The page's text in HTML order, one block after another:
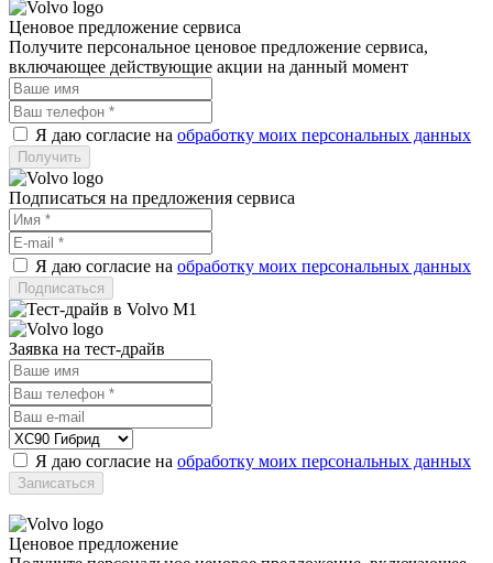
Ценовое предложение сервиса
Получите персональное ценовое предложение сервиса,
включающее действующие акции на данный момент
Я даю согласие на обработку моих персональных данных
Подписаться на предложения сервиса
Я даю согласие на обработку моих персональных данных
Заявка на тест-драйв
Я даю согласие на обработку моих персональных данных
Ценовое предложение